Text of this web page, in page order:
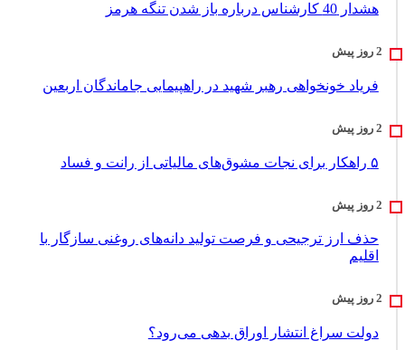
هشدار 40 کارشناس درباره باز شدن تنگه هرمز
فریاد خونخواهی رهبر شهید در راهپیمایی جاماندگان اربعین
۵ راهکار برای نجات مشوق‌های مالیاتی از رانت و فساد
حذف ارز ترجیحی و فرصت تولید دانه‌های روغنی سازگار با
اقلیم
دولت سراغ انتشار اوراق بدهی می‌رود؟